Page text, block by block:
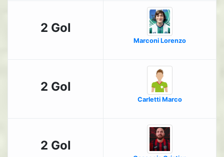
2 Gol
Marconi Lorenzo
2 Gol
Carletti Marco
2 Gol